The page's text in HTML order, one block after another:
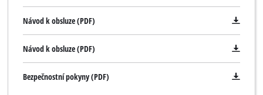
Návod k obsluze (PDF)
Návod k obsluze (PDF)
Bezpečnostní pokyny (PDF)